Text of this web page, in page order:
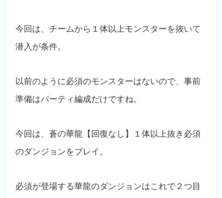
今回は、チームから１体以上モンスターを抜いて
潜入が条件。
以前のように必須のモンスターはないので、事前
準備はパーティ編成だけですね。
今回は、蒼の華龍【回復なし】１体以上抜き必須
のダンジョンをプレイ。
必須が登場する華龍のダンジョンはこれで２つ目